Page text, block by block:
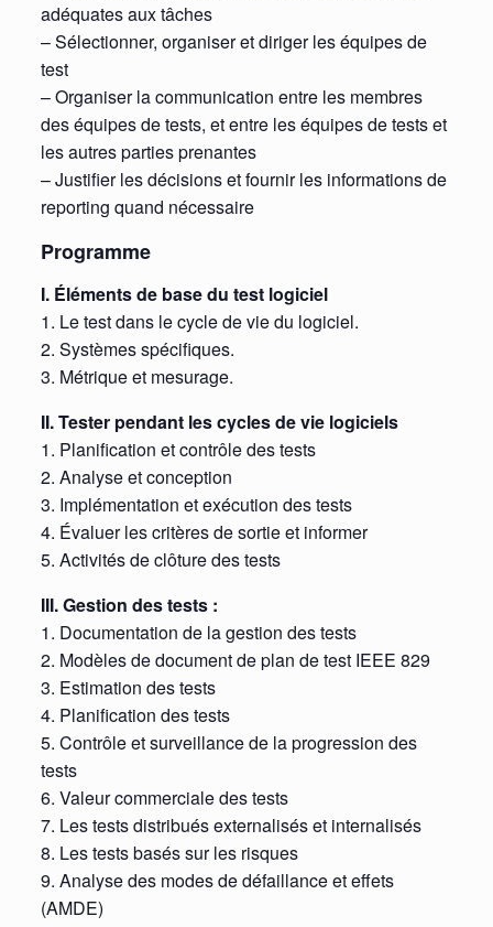
adéquates aux tâches
– Sélectionner, organiser et diriger les équipes de
test
– Organiser la communication entre les membres
des équipes de tests, et entre les équipes de tests et
les autres parties prenantes
– Justifier les décisions et fournir les informations de
reporting quand nécessaire
Programme
I. Éléments de base du test logiciel
1. Le test dans le cycle de vie du logiciel.
2. Systèmes spécifiques.
3. Métrique et mesurage.
II. Tester pendant les cycles de vie logiciels
1. Planification et contrôle des tests
2. Analyse et conception
3. Implémentation et exécution des tests
4. Évaluer les critères de sortie et informer
5. Activités de clôture des tests
III. Gestion des tests :
1. Documentation de la gestion des tests
2. Modèles de document de plan de test IEEE 829
3. Estimation des tests
4. Planification des tests
5. Contrôle et surveillance de la progression des
tests
6. Valeur commerciale des tests
7. Les tests distribués externalisés et internalisés
8. Les tests basés sur les risques
9. Analyse des modes de défaillance et effets
(AMDE)